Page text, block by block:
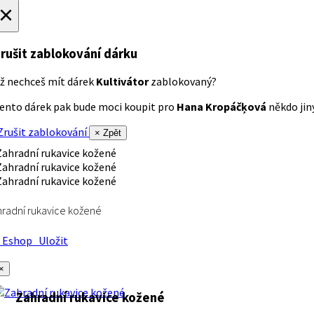
zablokování dárku
nechceš mít dárek Kultivátorzablokovaný?
dárek pak bude moci koupit pro Hana Kropáčķová někdo
zablokování
× Zpět
rukavice kožené
Uložit
Zahradní rukavice kožené